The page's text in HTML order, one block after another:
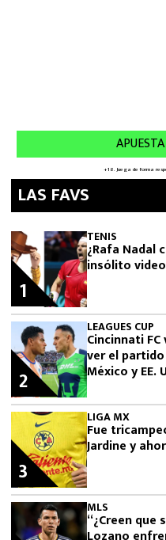
LAS FAVS
TENIS
¿Rafa Nadal
insólito
1
LEAGUES CUP
Cincinnati
ver el
México y EE.
2
LIGA MX
Fue
Jardine y
3
MLS
“¿Creen que